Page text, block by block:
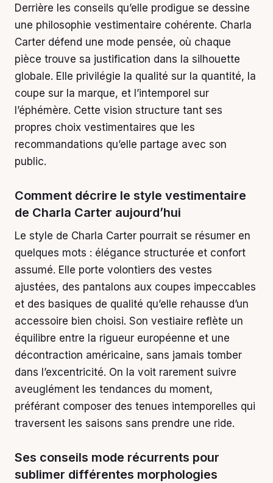
Derrière les conseils qu’elle prodigue se dessine
une philosophie vestimentaire cohérente. Charla
Carter défend une mode pensée, où chaque
pièce trouve sa justification dans la silhouette
globale. Elle privilégie la qualité sur la quantité, la
coupe sur la marque, et l’intemporel sur
l’éphémère. Cette vision structure tant ses
propres choix vestimentaires que les
recommandations qu’elle partage avec son
public.
Comment décrire le style vestimentaire
de Charla Carter aujourd’hui
Le style de Charla Carter pourrait se résumer en
quelques mots : élégance structurée et confort
assumé. Elle porte volontiers des vestes
ajustées, des pantalons aux coupes impeccables
et des basiques de qualité qu’elle rehausse d’un
accessoire bien choisi. Son vestiaire reflète un
équilibre entre la rigueur européenne et une
décontraction américaine, sans jamais tomber
dans l’excentricité. On la voit rarement suivre
aveuglément les tendances du moment,
préférant composer des tenues intemporelles qui
traversent les saisons sans prendre une ride.
Ses conseils mode récurrents pour
sublimer différentes morphologies